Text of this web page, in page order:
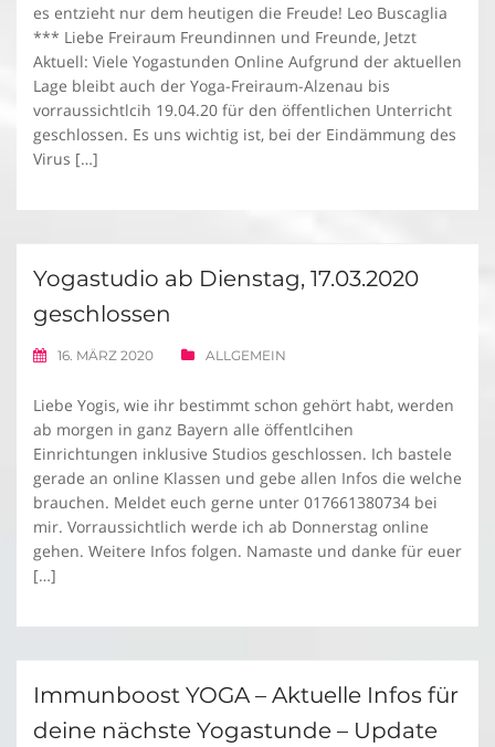
es entzieht nur dem heutigen die Freude! Leo Buscaglia
*** Liebe Freiraum Freundinnen und Freunde, Jetzt
Aktuell: Viele Yogastunden Online Aufgrund der aktuellen
Lage bleibt auch der Yoga-Freiraum-Alzenau bis
vorraussichtlcih 19.04.20 für den öffentlichen Unterricht
geschlossen. Es uns wichtig ist, bei der Eindämmung des
Virus […]
Yogastudio ab Dienstag, 17.03.2020
geschlossen
16. MÄRZ 2020 ALLGEMEIN
Liebe Yogis, wie ihr bestimmt schon gehört habt, werden
ab morgen in ganz Bayern alle öffentlcihen
Einrichtungen inklusive Studios geschlossen. Ich bastele
gerade an online Klassen und gebe allen Infos die welche
brauchen. Meldet euch gerne unter 017661380734 bei
mir. Vorraussichtlich werde ich ab Donnerstag online
gehen. Weitere Infos folgen. Namaste und danke für euer
[…]
Immunboost YOGA – Aktuelle Infos für
deine nächste Yogastunde – Update